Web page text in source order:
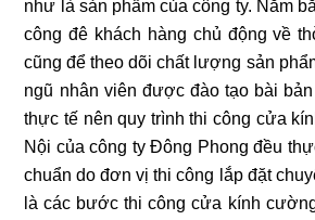
như là sản phẩm của công ty. Nắm
công đê khách hàng chủ động về
cũng để theo dõi chất lượng sản
ngũ nhân viên được đào tạo bài
thực tế nên quy trình thi công cửa
Nội của công ty Đông Phong đều
chuẩn do đơn vị thi công lắp đặt
là các bước thi công cửa kính